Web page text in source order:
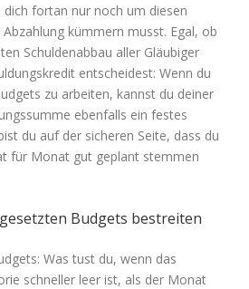
fortan nur noch um diesen
kümmern musst. Egal, ob
Schuldenabbau aller Gläubiger
entscheidest: Wenn du
zu arbeiten, kannst du deiner
ebenfalls ein festes
du auf der sicheren Seite, dass du
für Monat gut geplant stemmen
Budgets bestreiten
Was tust du, wenn das
schneller leer ist, als der Monat